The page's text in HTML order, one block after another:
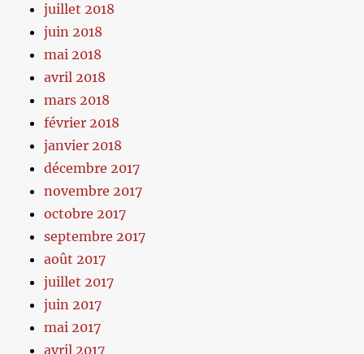
juillet 2018
juin 2018
mai 2018
avril 2018
mars 2018
février 2018
janvier 2018
décembre 2017
novembre 2017
octobre 2017
septembre 2017
août 2017
juillet 2017
juin 2017
mai 2017
avril 2017